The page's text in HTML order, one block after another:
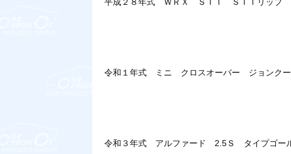
令和１年式 ミニ クロスオーバー ジョンク
令和３年式 アルファード 2.5Ｓ タイプゴ